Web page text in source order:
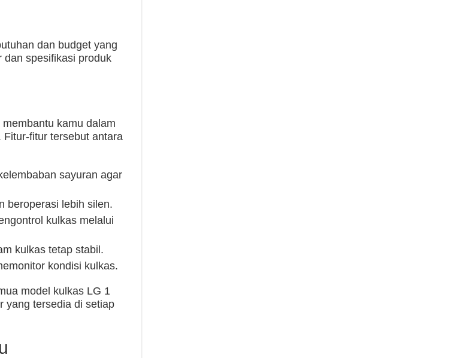
dan budget yang
dan spesifikasi produk
kamu dalam
fitur tersebut antara
sayuran agar
beroperasi lebih silen.
kulkas melalui
kulkas tetap stabil.
kondisi kulkas.
model kulkas LG 1
yang tersedia di setiap